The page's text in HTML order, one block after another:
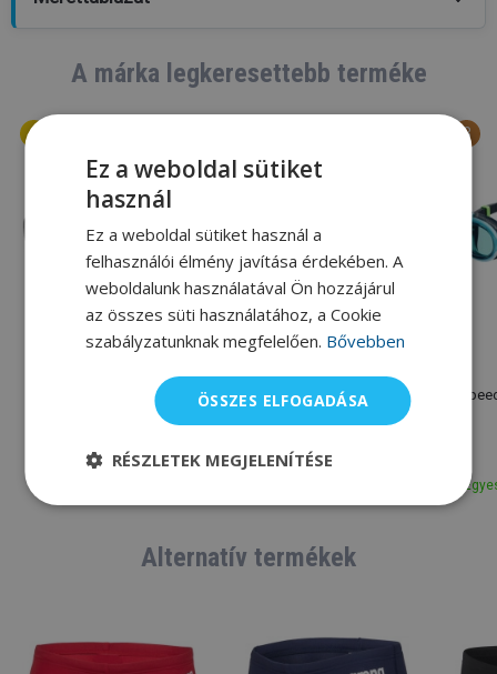
A márka legkeresettebb terméke
Speedo Biofuse 2.0
9 000 Ft 8 100 Ft
Speedo Fastskin Hyper
22 530 Ft 19 520 Ft
Alternatív termékek
Ez a weboldal sütiket
használ
Ez a weboldal sütiket használ a
felhasználói élmény javítása érdekében. A
weboldalunk használatával Ön hozzájárul
az összes süti használatához, a Cookie
szabályzatunknak megfelelően. Bővebben
ÖSSZES ELFOGADÁSA
RÉSZLETEK MEGJELENÍTÉSE